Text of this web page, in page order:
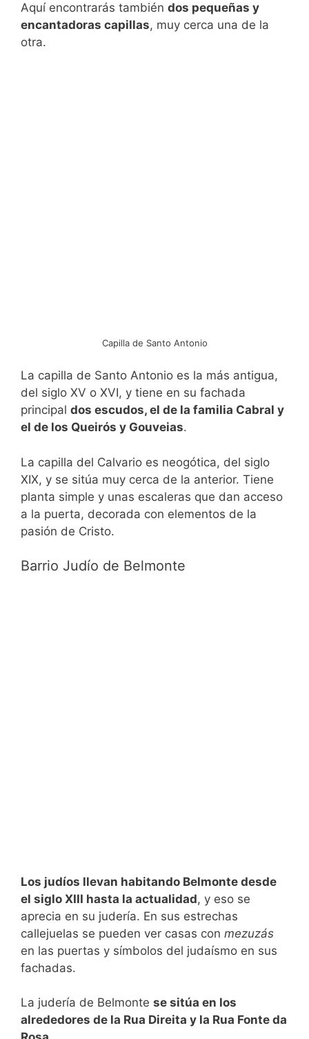
Aquí encontrarás también dos pequeñas y
encantadoras capillas, muy cerca una de la
otra.
Capilla de Santo Antonio
La capilla de Santo Antonio es la más antigua,
del siglo XV o XVI, y tiene en su fachada
principal dos escudos, el de la familia Cabral y
el de los Queirós y Gouveias.
La capilla del Calvario es neogótica, del siglo
XIX, y se sitúa muy cerca de la anterior. Tiene
planta simple y unas escaleras que dan acceso
a la puerta, decorada con elementos de la
pasión de Cristo.
Barrio Judío de Belmonte
Los judíos llevan habitando Belmonte desde
el siglo XIII hasta la actualidad, y eso se
aprecia en su judería. En sus estrechas
callejuelas se pueden ver casas con mezuzás
en las puertas y símbolos del judaísmo en sus
fachadas.
La judería de Belmonte se sitúa en los
alrededores de la Rua Direita y la Rua Fonte da